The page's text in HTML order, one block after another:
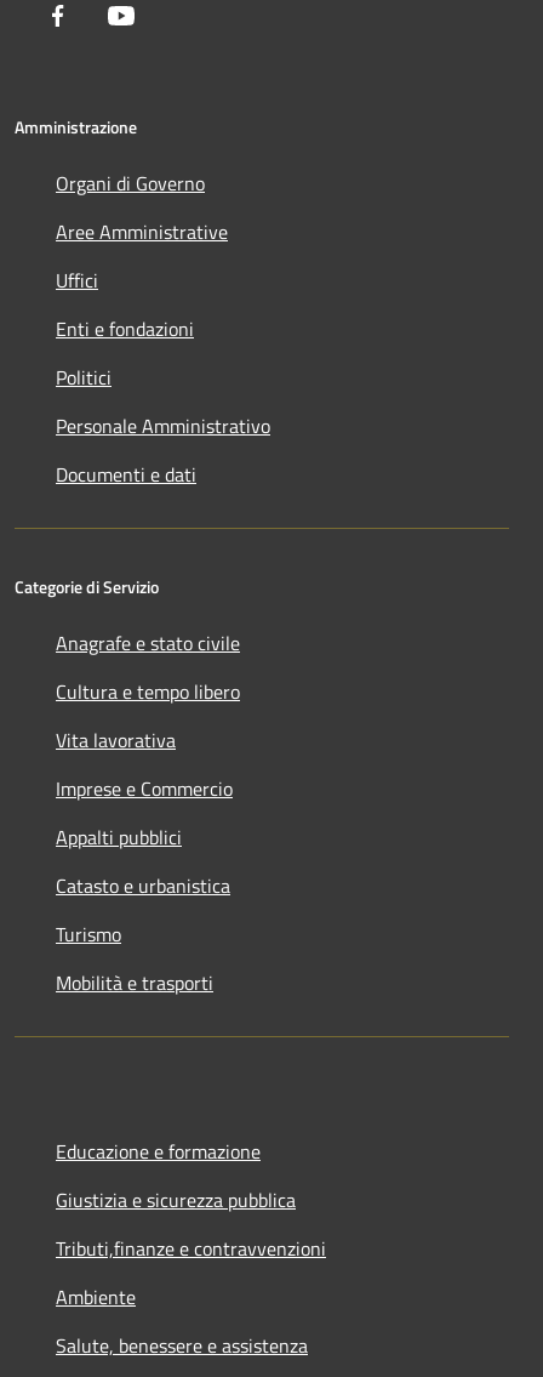
Facebook
Amministrazione
Organi di Governo
Aree Amministrative
Uffici
Enti e fondazioni
Politici
Personale Amministrativo
Documenti e dati
Categorie di Servizio
Anagrafe e stato civile
Cultura e tempo libero
Vita lavorativa
Imprese e Commercio
Appalti pubblici
Catasto e urbanistica
Turismo
Mobilità e trasporti
Educazione e formazione
Giustizia e sicurezza pubblica
Tributi,finanze e contravvenzioni
Ambiente
Salute, benessere e assistenza